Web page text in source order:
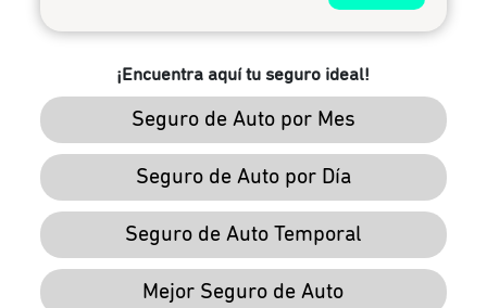
¡Encuentra aquí tu seguro ideal!
Seguro de Auto por Mes
Seguro de Auto por Día
Seguro de Auto Temporal
Mejor Seguro de Auto